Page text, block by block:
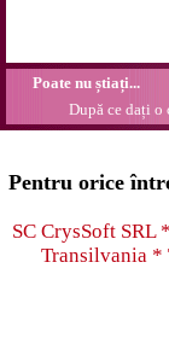
Poate nu știați...
După ce dați o
Pentru orice
SC CrysSoft
Transilvania *